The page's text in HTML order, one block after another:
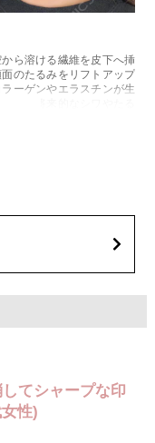
ら溶ける繊維を皮下へ挿
のたるみをリフトアップ
ーゲンやエラスチンが生
果、将来的なシワやたる
き攣れ感などが生じるこ
部位の細菌感染症、皮膚
す。化膿止め・痛み止め
れば服用を中止してくだ
てシャープな印
性)